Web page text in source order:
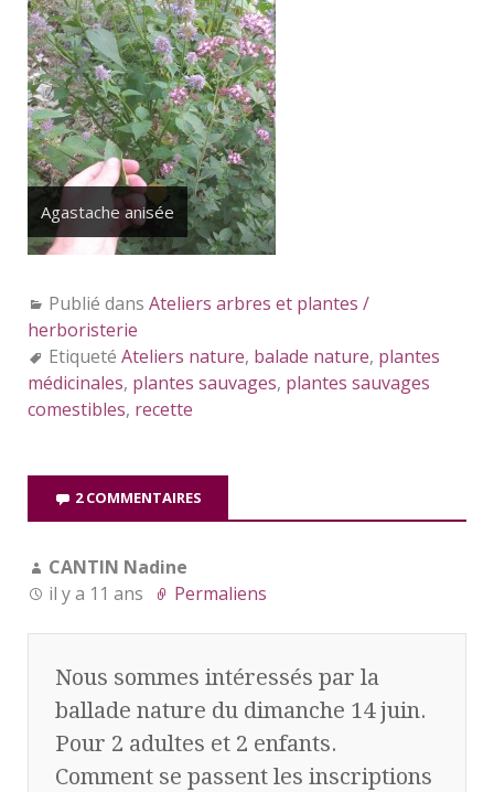
Agastache anisée
Publié dans Ateliers arbres et plantes /
herboristerie
Etiqueté Ateliers nature, balade nature, plantes
médicinales, plantes sauvages, plantes sauvages
comestibles, recette
2 COMMENTAIRES
CANTIN Nadine
il y a 11 ans
Permaliens
Nous sommes intéressés par la
ballade nature du dimanche 14 juin.
Pour 2 adultes et 2 enfants.
Comment se passent les inscriptions